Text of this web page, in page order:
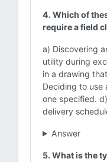
4. Which of
require a field
a) Discovering
utility during
in a drawing
Deciding to use
one specified.
delivery
Answer
5. What is the